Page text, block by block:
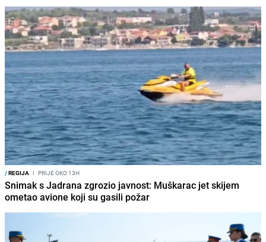
/REGIJA I PRIJE OKO 13H
Snimak s Jadrana zgrozio javnost: Muškarac jet skijem
ometao avione koji su gasili požar